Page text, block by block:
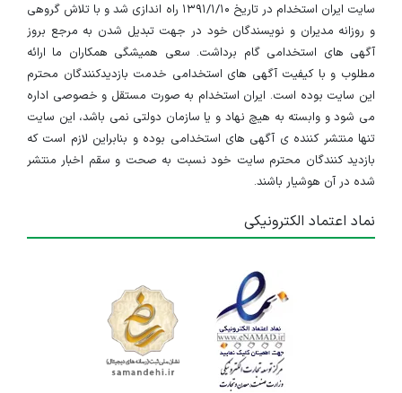
سایت ایران استخدام در تاریخ ۱۳۹۱/۱/۱۰ راه اندازی شد و با تلاش گروهی
و روزانه مدیران و نویسندگان خود در جهت تبدیل شدن به مرجع بروز
آگهی های استخدامی گام برداشت. سعی همیشگی همکاران ما ارائه
مطلوب و با کیفیت آگهی های استخدامی خدمت بازدیدکنندگان محترم
این سایت بوده است. ایران استخدام به صورت مستقل و خصوصی اداره
می شود و وابسته به هیچ نهاد و یا سازمان دولتی نمی باشد، این سایت
تنها منتشر کننده ی آگهی های استخدامی بوده و بنابراین لازم است که
بازدید کنندگان محترم سایت خود نسبت به صحت و سقم اخبار منتشر
شده در آن هوشیار باشند.
نماد اعتماد الکترونیکی